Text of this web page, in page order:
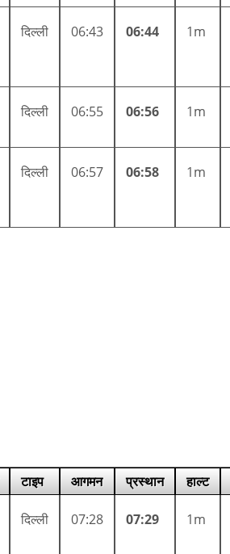
दिल्ली 06:43 06:44 1m
दिल्ली 06:55 06:56 1m
दिल्ली 06:57 06:58 1m
टाइप आगमन प्रस्थान हाल्ट
दिल्ली 07:28 07:29 1m